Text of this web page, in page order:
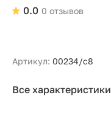
0 отзывов
0.0
Артикул: 00234/с8
Все характеристики